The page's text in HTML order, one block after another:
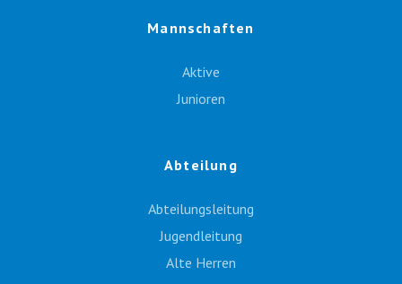
Mannschaften
Aktive
Junioren
Abteilung
Abteilungsleitung
Jugendleitung
Alte Herren